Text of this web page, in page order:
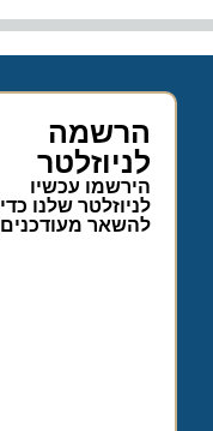
הרשמה
לניוזלטר
הירשמו עכשיו
לניוזלטר שלנו כדי
להשאר מעודכנים